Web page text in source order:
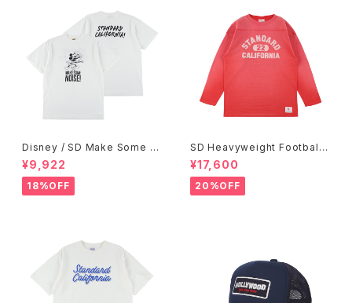
Disney / SD Make Some N
oise T
¥9,922
18%OFF
SD Heavyweight Football
Logo LS T VW
¥17,600
20%OFF